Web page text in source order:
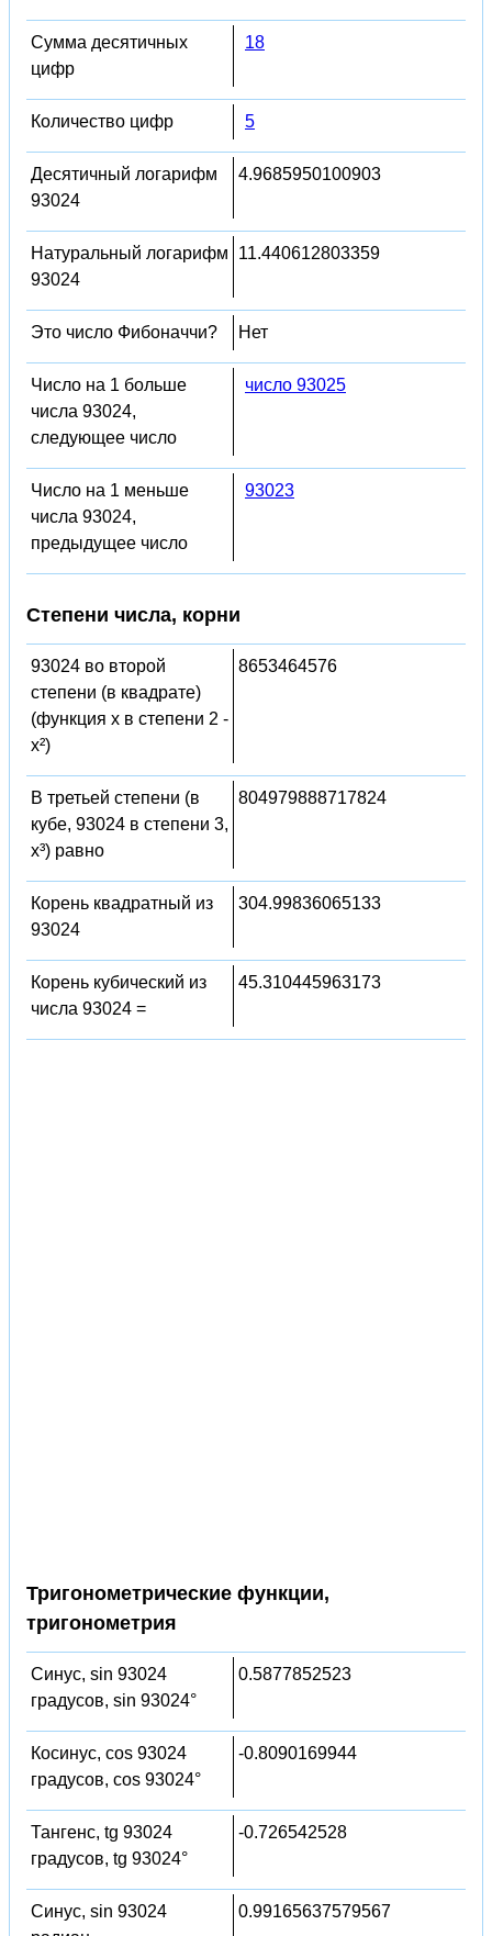
Сумма десятичных
цифр
18
Количество цифр 5
Десятичный логарифм
93024
4.9685950100903
Натуральный логарифм
93024
11.440612803359
Это число Фибоначчи? Нет
Число на 1 больше
числа 93024,
следующее число
число 93025
Число на 1 меньше
числа 93024,
предыдущее число
93023
Степени числа, корни
93024 во второй
степени (в квадрате)
(функция x в степени 2 -
x²)
8653464576
В третьей степени (в
кубе, 93024 в степени 3,
x³) равно
804979888717824
Корень квадратный из
93024
304.99836065133
Корень кубический из
числа 93024 =
45.310445963173
Тригонометрические функции,
тригонометрия
Синус, sin 93024
градусов, sin 93024°
0.5877852523
Косинус, cos 93024
градусов, cos 93024°
-0.8090169944
Тангенс, tg 93024
градусов, tg 93024°
-0.726542528
Синус, sin 93024
0.99165637579567